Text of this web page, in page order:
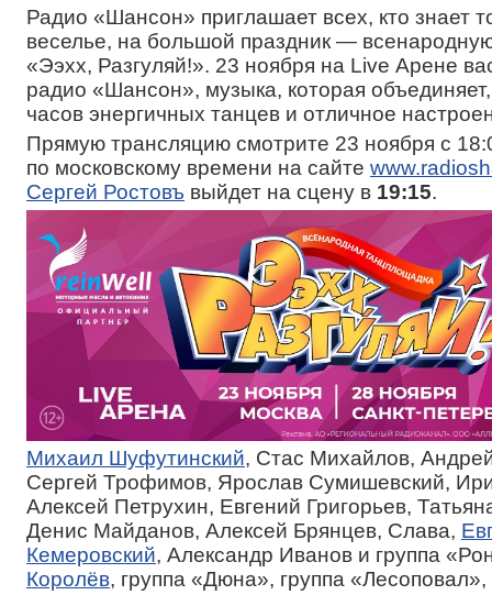
Радио «Шансон» приглашает всех, кто знает
веселье, на большой праздник —
«Ээхх, Разгуляй!». 23 ноября на Live Арене
радио «Шансон», музыка, которая
часов энергичных танцев и отличное
Прямую трансляцию смотрите 23 ноября с
по московскому времени на сайте
Сергей Ростовъ выйдет на сцену в 19:15.
Михаил Шуфутинский, Стас Михайлов,
Сергей Трофимов, Ярослав Сумишевский,
Алексей Петрухин, Евгений Григорьев,
Денис Майданов, Алексей Брянцев, Слава,
Кемеровский, Александр Иванов и группа
Королёв, группа «Дюна», группа